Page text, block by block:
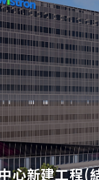
心新建工程(